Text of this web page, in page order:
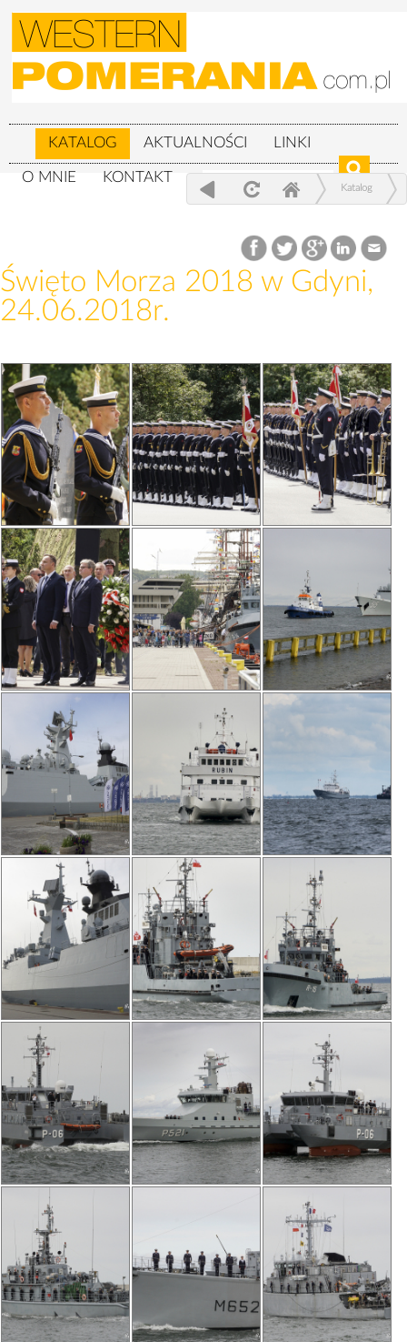
KATALOG AKTUALNOŚCI LINKI
O MNIE KONTAKT
Katalog
Święto Morza 2018 w Gdyni, 24.06.2018r.
Święto Morza 2018 w Gdyni,
24.06.2018r.